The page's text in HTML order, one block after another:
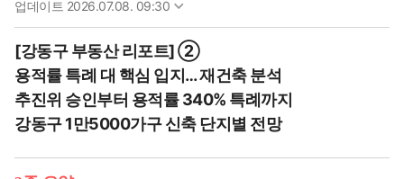
업데이트 2026.07.08. 09:30
[강동구 부동산 리포트] ②
용적률 특례 대 핵심 입지… 재건축 분석
추진위 승인부터 용적률 340% 특례까지
강동구 1만5000가구 신축 단지별 전망